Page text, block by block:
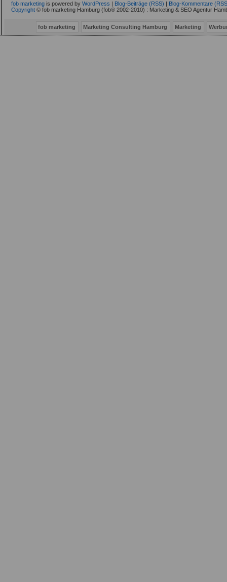
fob marketing is powered by WordPress Blog-Beiträge (RSS)
Blog-Kommentare
Copyright © fob marketing Hamburg (fob® 2002-2010) : Marketing & SEO Agentur
fob marketing Marketing Consulting Hamburg Marketing